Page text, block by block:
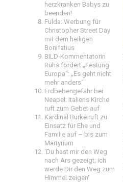
herzkranken Babys zu
beenden!
Fulda: Werbung für
Christopher Street Day
mit dem heiligen
Bonifatius
BILD-Kommentatorin
Ruhs fordert „Festung
Europa“: „Es geht nicht
mehr anders“
Erdbebengefahr bei
Neapel: Italiens Kirche
ruft zum Gebet auf
Kardinal Burke ruft zu
Einsatz für Ehe und
Familie auf – bis zum
Martyrium
'Du hast mir den Weg
nach Ars gezeigt; ich
werde Dir den Weg zum
Himmel zeigen'